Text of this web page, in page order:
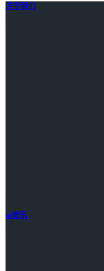
关于我们
ai资讯